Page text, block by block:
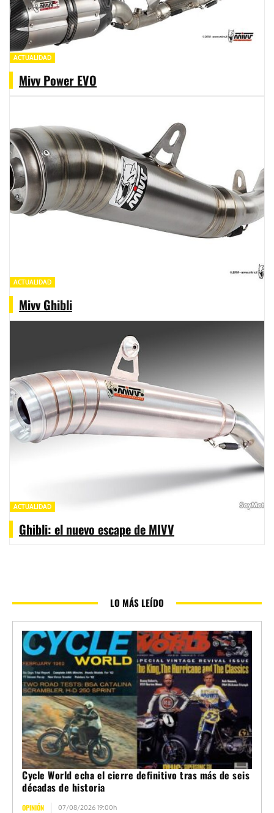
ACTUALIDAD
Mivv Power EVO
ACTUALIDAD
Mivv Ghibli
ACTUALIDAD
Ghibli: el nuevo escape de MIVV
LO MÁS LEÍDO
Cycle World echa el cierre definitivo tras más de seis
décadas de historia
OPINIÓN 07/08/2026 19:00h